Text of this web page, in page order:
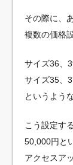
その際に、
複数の価格
サイズ36、
サイズ35、
というよう
こう設定す
50,000円と
アクセスア